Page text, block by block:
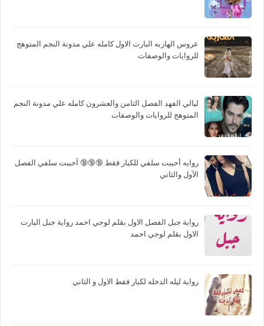
عروس الهاربه البارت الاول كامله علي مدونة النجم المتوهج
للروايات والوصفات
ليالي الفهد الفصل الثامن والعشرون كامله علي مدونة النجم
المتوهج للروايات والوصفات
روايه أحببت سلفي للكبار فقط 🔞🔞🔞 آحببت سلفي الفصل
الآول والثاني
رواية جبل الفصل الاول بقلم لوجي احمد رواية جبل البارت
الاول بقلم لوجي احمد
رواية ليله الدخله لكبار فقط الاول و الثاني